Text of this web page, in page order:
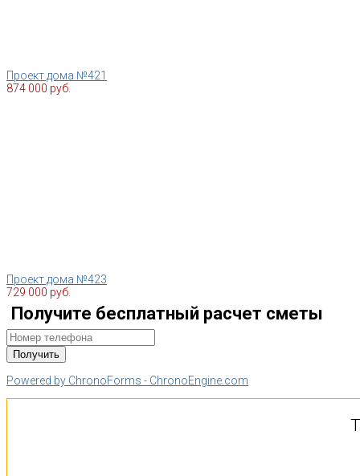
Проект дома №421
874 000 руб.
Проект дома №423
729 000 руб.
Получите бесплатный расчет сметы
Powered by ChronoForms - ChronoEngine.com